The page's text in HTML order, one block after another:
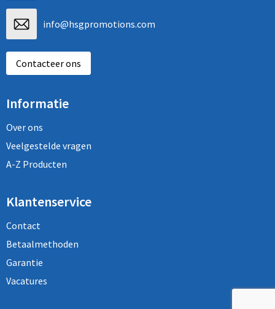
info@hsgpromotions.com
Contacteer ons
Informatie
Over ons
Veelgestelde vragen
A-Z Producten
Klantenservice
Contact
Betaalmethoden
Garantie
Vacatures